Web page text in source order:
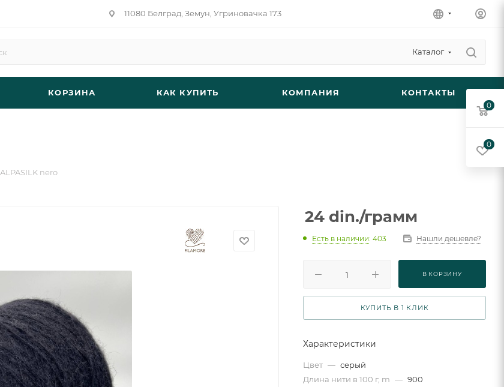
11080 Белград, Земун, Угриновачка 173
Каталог
КОРЗИНА КАК КУПИТЬ КОМПАНИЯ КОНТАКТЫ
ALPASILK nero
24 din./грамм
Есть в наличии: 403 Нашли дешевле?
В КОРЗИНУ
КУПИТЬ В 1 КЛИК
Характеристики
Цвет — серый
Длина нити в 100 г, m — 900
0
0